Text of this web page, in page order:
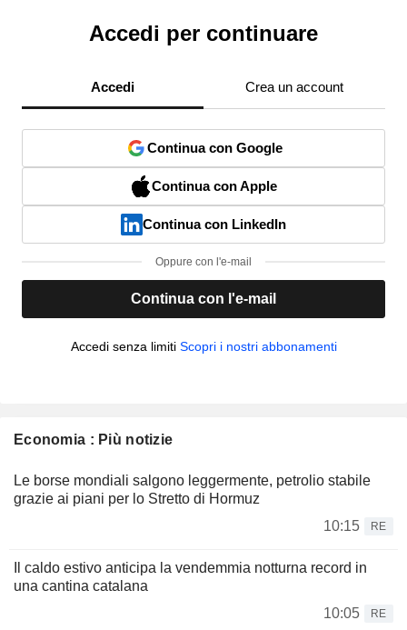
Accedi per continuare
Accedi Crea un account
Continua con Google
Continua con Apple
Continua con LinkedIn
Oppure con l'e-mail
Continua con l'e-mail
Accedi senza limiti Scopri i nostri abbonamenti
Economia : Più notizie
Le borse mondiali salgono leggermente, petrolio stabile
grazie ai piani per lo Stretto di Hormuz
10:15
RE
Il caldo estivo anticipa la vendemmia notturna record in
una cantina catalana
10:05
RE